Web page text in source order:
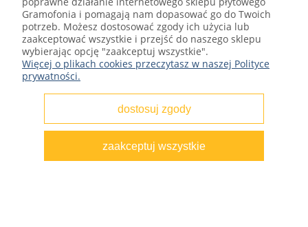
96,75 zł
Cena regularna:129,00 zł
do koszyka
Gramofonia i pomagają nam dopasować go do Twoich
potrzeb. Możesz dostosować zgody ich użycia lub
zaakceptować wszystkie i przejść do naszego sklepu
wybierając opcję "zaakceptuj wszystkie".
Więcej o plikach cookies przeczytasz w naszej Polityce
prywatności.
dostosuj zgody
zaakceptuj wszystkie